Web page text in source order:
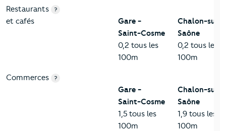
Restaurants
et cafés
?
Gare -
Saint-Cosme
0,2 tous les
100m
Chalon-sur-
Saône
0,2 tous les
100m
Commerces ?
Gare -
Saint-Cosme
1,5 tous les
100m
Chalon-sur-
Saône
1,9 tous les
100m